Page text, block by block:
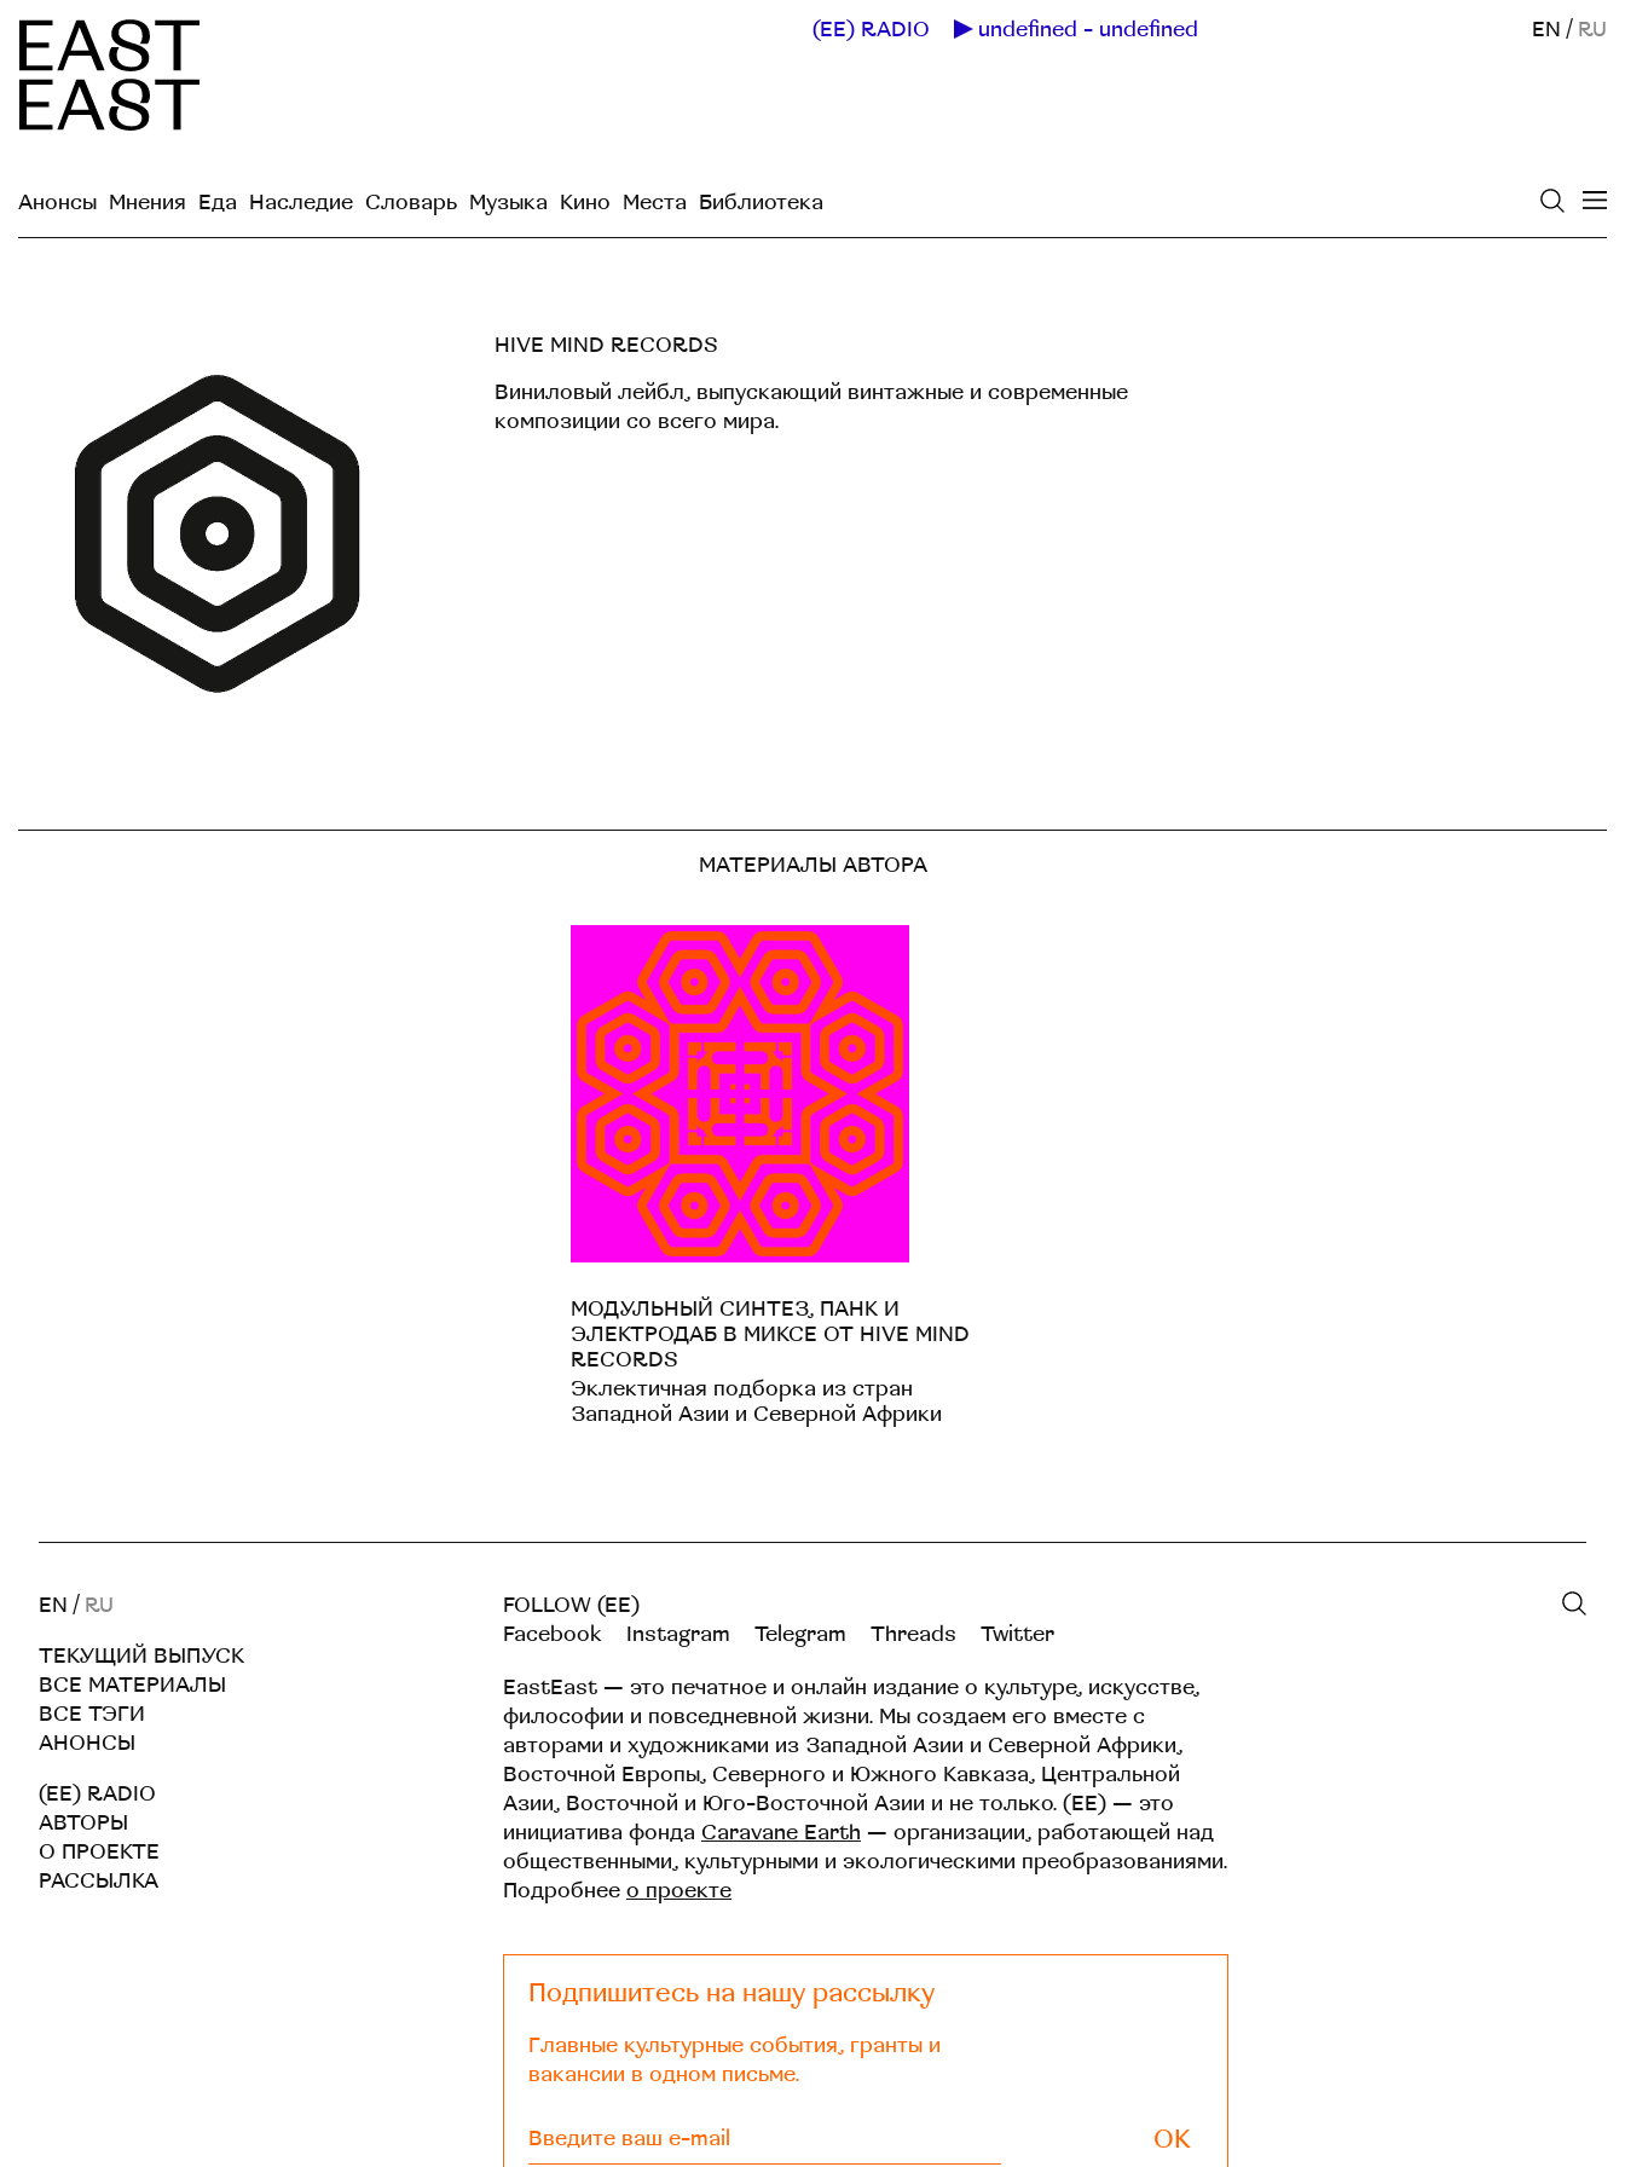
(EE) RADIO undefined - undefined EN / RU
Анонсы Мнения Еда Наследие Словарь Музыка Кино Места Библиотека
HIVE MIND RECORDS
Виниловый лейбл, выпускающий винтажные и современные
композиции со всего мира.
МАТЕРИАЛЫ АВТОРА
МОДУЛЬНЫЙ СИНТЕЗ, ПАНК И
ЭЛЕКТРОДАБ В МИКСЕ ОТ HIVE MIND
RECORDS
Эклектичная подборка из стран
Западной Азии и Северной Африки
EN / RU
ТЕКУЩИЙ ВЫПУСК
ВСЕ МАТЕРИАЛЫ
ВСЕ ТЭГИ
АНОНСЫ
(EE) RADIO
АВТОРЫ
О ПРОЕКТЕ
РАССЫЛКА
FOLLOW (EE)
Facebook
Instagram Telegram Threads Twitter
EastEast — это печатное и онлайн издание о культуре, искусстве,
философии и повседневной жизни. Мы создаем его вместе с
авторами и художниками из Западной Азии и Северной Африки,
Восточной Европы, Северного и Южного Кавказа, Центральной
Азии, Восточной и Юго-Восточной Азии и не только. (EE) — это
инициатива фонда Caravane Earth — организации, работающей над
общественными, культурными и экологическими преобразованиями.
Подробнее о проекте
Подпишитесь на нашу рассылку
Главные культурные события, гранты и
вакансии в одном письме.
OK